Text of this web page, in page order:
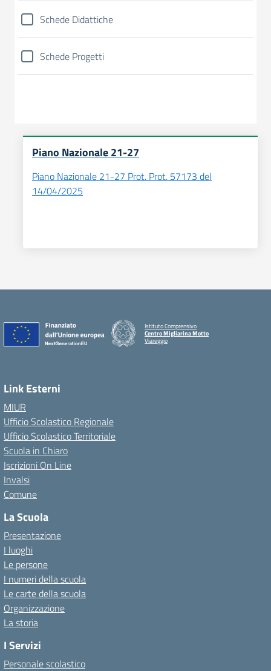
Schede Didattiche
Schede Progetti
Piano Nazionale 21-27
Piano Nazionale 21-27 Prot. Prot. 57173 del
14/04/2025
Istituto Comprensivo
Centro Migliarina Motto
Viareggio
Link Esterni
MIUR
Ufficio Scolastico Regionale
Ufficio Scolastico Territoriale
Scuola in Chiaro
Iscrizioni On Line
Invalsi
Comune
La Scuola
Presentazione
I luoghi
Le persone
I numeri della scuola
Le carte della scuola
Organizzazione
La storia
I Servizi
Personale scolastico